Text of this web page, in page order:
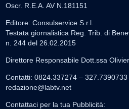
Oscr. R.E.A. AV N.181151
Editore: Consulservice S.r.l.
Testata giornalistica Reg. Trib. di
n. 244 del 26.02.2015
Direttore Responsabile Dott.ssa
Contatti: 0824.337274 – 327.7390733
redazione@labtv.net
Contattaci per la tua Pubblicità: